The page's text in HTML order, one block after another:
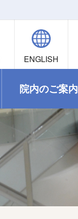
ENGLISH
院内のご案内